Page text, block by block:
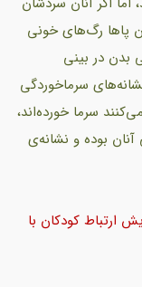
پاها رگ‌های خونی
بدن در بینی
سرماخوردگی
سرما خورده‌اند،
بوده و نشانه‌ی
ارتباط کودکان با